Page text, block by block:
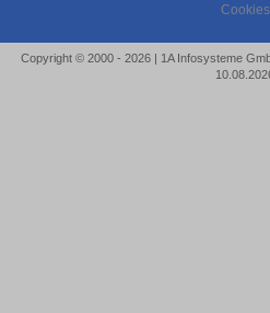
Cookies
Copyright © 2000 - 2026 | 1A Infosysteme